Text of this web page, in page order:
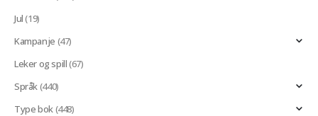
Jul(19)
Kampanje (47)
Leker og spill(67)
Språk(440)
Type bok(448)